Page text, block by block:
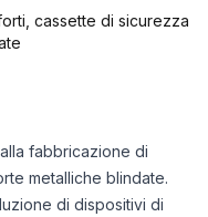
cassette di sicurezza
fabbricazione di
metalliche blindate.
di dispositivi di